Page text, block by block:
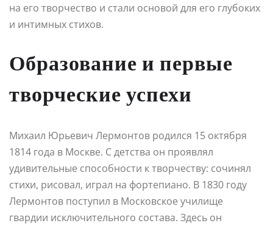
на его творчество и стали основой для его глубоких
и интимных стихов.
Образование и первые
творческие успехи
Михаил Юрьевич Лермонтов родился 15 октября
1814 года в Москве. С детства он проявлял
удивительные способности к творчеству: сочинял
стихи, рисовал, играл на фортепиано. В 1830 году
Лермонтов поступил в Московское училище
гвардии исключительного состава. Здесь он